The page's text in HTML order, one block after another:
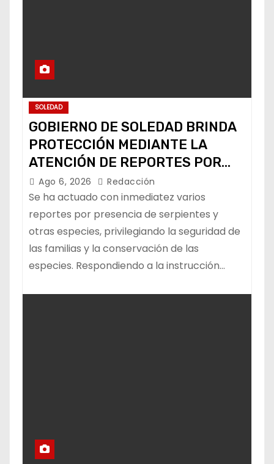
SOLEDAD
GOBIERNO DE SOLEDAD BRINDA
PROTECCIÓN MEDIANTE LA
ATENCIÓN DE REPORTES POR
FAUNA SILVESTRE
Ago 6, 2026 Redacción
Se ha actuado con inmediatez varios
reportes por presencia de serpientes y
otras especies, privilegiando la seguridad de
las familias y la conservación de las
especies. Respondiendo a la instrucción…